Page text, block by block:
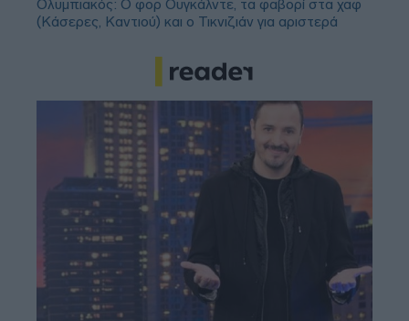
Ολυμπιακός: Ο φορ Ουγκάλντε, τα φαβορί στα χαφ
(Κάσερες, Καντιού) και ο Τικνιζιάν για αριστερά